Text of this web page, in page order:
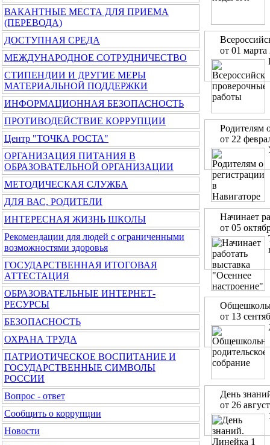
ВАКАНТНЫЕ МЕСТА ДЛЯ ПРИЕМА
(ПЕРЕВОДА)
ДОСТУПНАЯ СРЕДА
МЕЖДУНАРОДНОЕ СОТРУДНИЧЕСТВО
СТИПЕНДИИ И ДРУГИЕ МЕРЫ
МАТЕРИАЛЬНОЙ ПОДДЕРЖКИ
ИНФОРМАЦИОННАЯ БЕЗОПАСНОСТЬ
ПРОТИВОДЕЙСТВИЕ КОРРУПЦИИ
Центр "ТОЧКА РОСТА"
ОРГАНИЗАЦИЯ ПИТАНИЯ В
ОБРАЗОВАТЕЛЬНОЙ ОРГАНИЗАЦИИ
МЕТОДИЧЕСКАЯ СЛУЖБА
ДЛЯ ВАС, РОДИТЕЛИ
ИНТЕРЕСНАЯ ЖИЗНЬ ШКОЛЫ
Рекомендации для людей с ограниченными
возможностями здоровья
ГОСУДАРСТВЕННАЯ ИТОГОВАЯ
АТТЕСТАЦИЯ
ОБРАЗОВАТЕЛЬНЫЕ ИНТЕРНЕТ-
РЕСУРСЫ
БЕЗОПАСНОСТЬ
ОХРАНА ТРУДА
ПАТРИОТИЧЕСКОЕ ВОСПИТАНИЕ И
ГОСУДАРСТВЕННЫЕ СИМВОЛЫ
РОССИИ
Вопрос - ответ
Сообщить о коррупции
Новости
от 01 марта
Родителям
от 22
Начинает
от 05
от 13
День
от 26